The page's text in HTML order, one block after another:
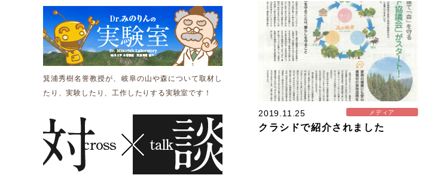
2019.11.25 メディア
クラシドで紹介されました
箕浦秀樹名誉教授が、岐阜の山や森について取材し
たり、実験したり、工作したりする実験室です！